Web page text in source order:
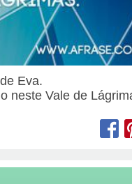
Eva.
neste Vale de